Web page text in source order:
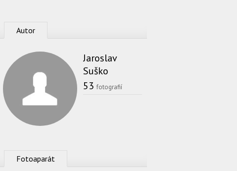
Autor
Jaroslav
Suško
53 fotografií
Fotoaparát